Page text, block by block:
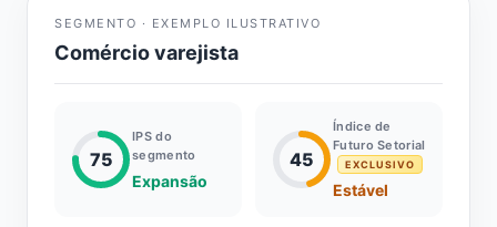
SEGMENTO · EXEMPLO ILUSTRATIVO
Comércio varejista
75
IPS do
segmento
Expansão
45
Índice de
Futuro Setorial
EXCLUSIVO
Estável